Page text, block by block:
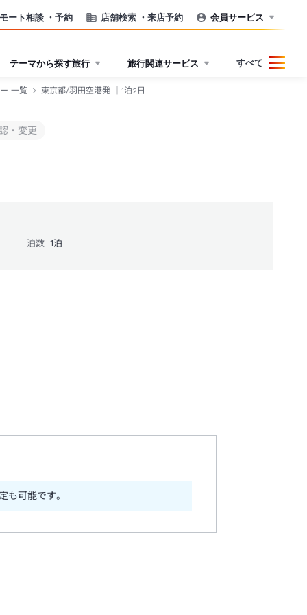
ート相談 ・予約 店舗検索 ・来店予約 会員サービス
テーマから探す旅行 旅行関連サービス すべて
一覧 東京都/羽田空港発 ｜1泊2日
・変更
泊数 1泊
も可能です。